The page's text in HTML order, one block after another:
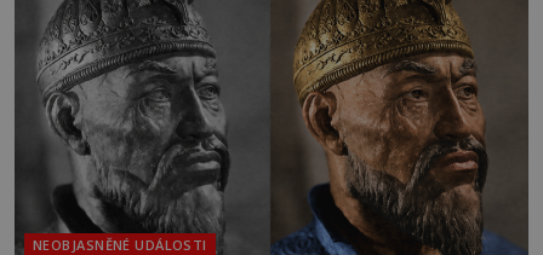
mezi vůdce protihusitského boje. Za manželku má
skutečně jistou
NEOBJASNĚNÉ UDÁLOSTI